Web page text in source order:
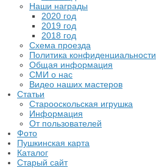
Наши награды
2020 год
2019 год
2018 год
Схема проезда
Политика конфиденциальности
Общая информация
СМИ о нас
Видео наших мастеров
Статьи
Старооскольская игрушка
Информация
От пользователей
Фото
Пушкинская карта
Каталог
Старый сайт